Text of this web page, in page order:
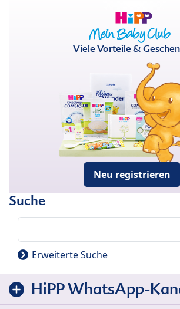
Viele Vorteile &
Neu registrieren
Suche
Erweiterte Suche
HiPP WhatsApp-